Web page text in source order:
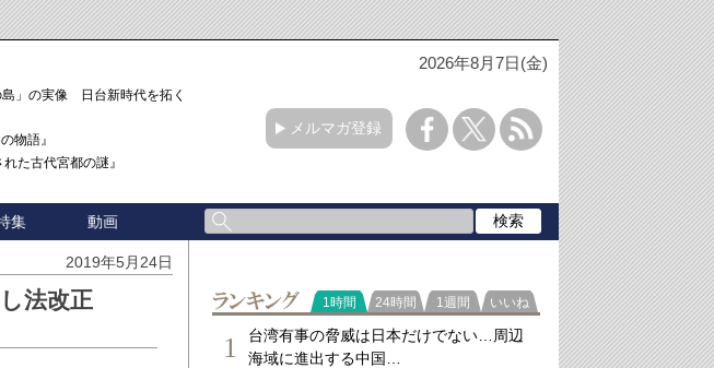
2026年8月7日(金)
」の実像 日台新時代を拓く「3
物語』
た古代宮都の謎』
メルマガ登録
集 動画
2019年5月24日
法改正 ランキング
1時間 24時間 1週間 いいね
1
台湾有事の脅威は日本だけでない…周辺
海域に進出する中国…